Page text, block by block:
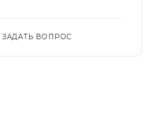
ЗАДАТЬ ВОПРОС